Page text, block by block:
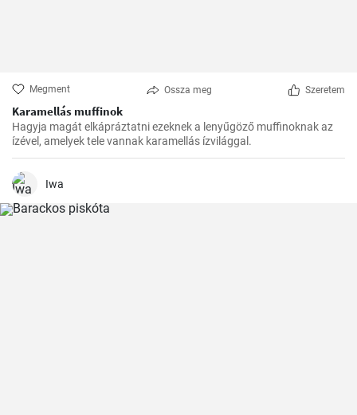
Megment Ossza meg Szeretem
Karamellás muffinok
Hagyja magát elkápráztatni ezeknek a lenyűgöző muffinoknak az
ízével, amelyek tele vannak karamellás ízvilággal.
Iwa